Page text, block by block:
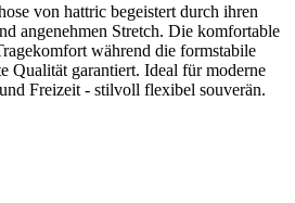
von hattric begeistert durch ihren
angenehmen Stretch. Die komfortable
während die formstabile
Qualität garantiert. Ideal für moderne
Freizeit - stilvoll flexibel souverän.